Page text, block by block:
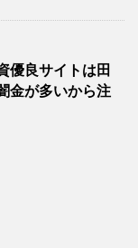
優良サイトは田
金が多いから注